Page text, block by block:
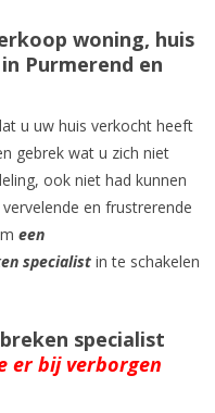
woning, huis
Purmerend en
u uw huis verkocht heeft
gebrek wat u zich niet
ook niet had kunnen
en frustrerende
een
specialistin te schakelen
specialist
er bij verborgen